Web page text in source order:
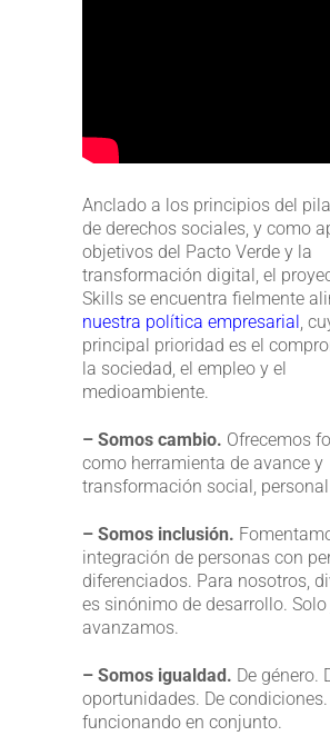
Anclado a los principios del
de derechos sociales, y como
objetivos del Pacto Verde y la
transformación digital, el
Skills se encuentra fielmente
nuestra política empresarial,
principal prioridad es el
la sociedad, el empleo y el
medioambiente.
– Somos cambio. Ofrecemos
como herramienta de avance y
transformación social,
– Somos inclusión.
integración de personas con
diferenciados. Para nosotros,
es sinónimo de desarrollo.
avanzamos.
– Somos igualdad. De género.
oportunidades. De
funcionando en conjunto.